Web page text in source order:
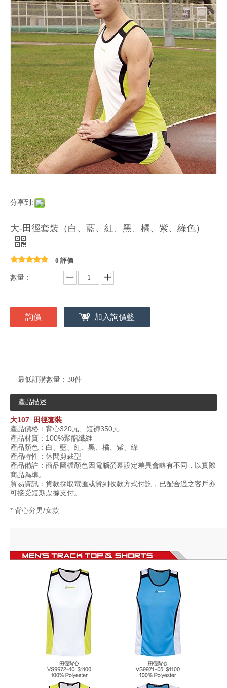
分享到:
大-田徑套裝（白、藍、紅、黑、橘、紫、綠色）
0 評價
數量：
詢價 加入詢價籃
最低訂購數量： 30件
產品描述
大107
田徑套裝
產品價格：背心320元、短褲350元
產品材質： 100%聚酯纖維
產品顏色：白、藍、紅、黑、橘、紫、綠
產品特性：休閒剪裁型
產品備註：商品圖檔顏色因電腦螢幕設定差異會略有不同，以實際
商品為準。
貿易資訊：貨款採取電匯或貨到收款方式付訖，已配合過之客戶亦
可接受短期票據支付。
* 背心分男/女款